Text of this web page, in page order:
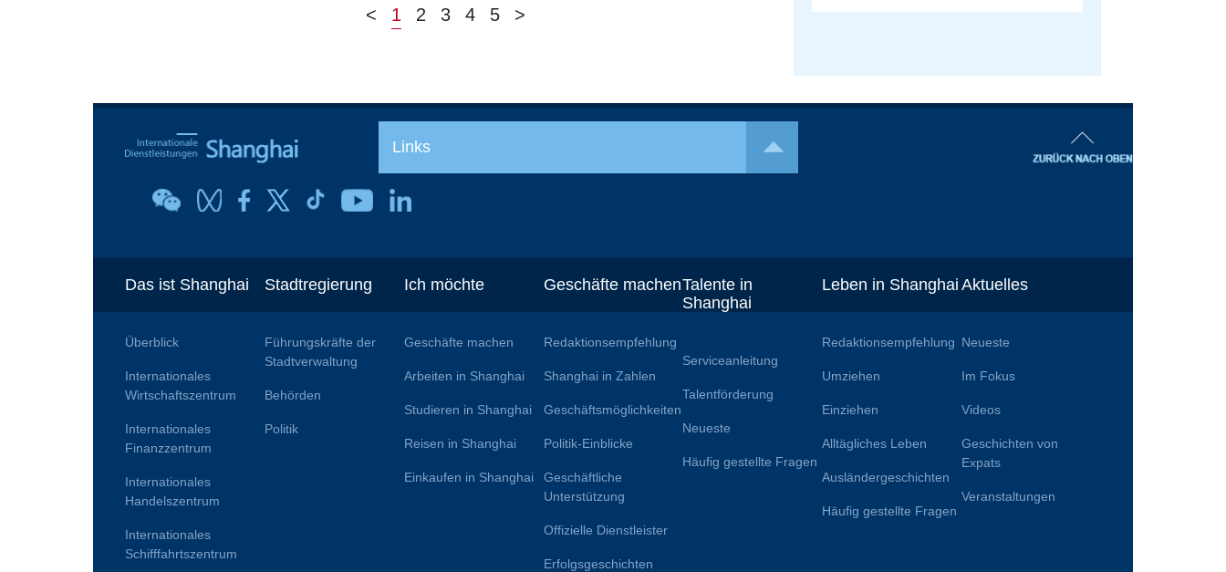
< 1 2 3 4 5 >
Links
Das ist Shanghai
Überblick
Internationales
Wirtschaftszentrum
Internationales
Finanzzentrum
Internationales
Handelszentrum
Internationales
Schifffahrtszentrum
Stadtregierung
Führungskräfte der
Stadtverwaltung
Behörden
Politik
Ich möchte
Geschäfte machen
Arbeiten in Shanghai
Studieren in Shanghai
Reisen in Shanghai
Einkaufen in Shanghai
Geschäfte machen
Redaktionsempfehlung
Shanghai in Zahlen
Geschäftsmöglichkeiten
Politik-Einblicke
Geschäftliche
Unterstützung
Offizielle Dienstleister
Erfolgsgeschichten
Talente in
Shanghai
Serviceanleitung
Talentförderung
Neueste
Häufig gestellte Fragen
Leben in Shanghai
Redaktionsempfehlung
Umziehen
Einziehen
Alltägliches Leben
Ausländergeschichten
Häufig gestellte Fragen
Aktuelles
Neueste
Im Fokus
Videos
Geschichten von
Expats
Veranstaltungen